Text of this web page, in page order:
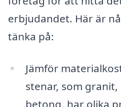
erbjudandet. Här är
tänka på:
Jämför
stenar, som
betong, har olika